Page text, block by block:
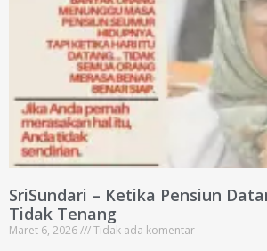
SriSundari – Ketika Pensiun
Tidak Tenang
Maret 6, 2026
Tidak ada komentar